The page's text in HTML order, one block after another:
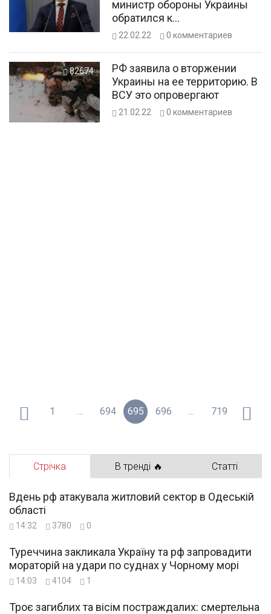
министр обороны Украины
обратился к
военнослужащим
22.02.22 0 комментариев
82674
РФ заявила о вторжении
Украины на ее территорию. В
ВСУ это опровергают
21.02.22 0 комментариев
1 … 694 695 696 … 719
Стрічка В тренді 🔥 Статті
Вдень рф атакувала житловий сектор в Одеській
області
14:32 3780 0
Туреччина закликала Україну та рф запровадити
мораторій на удари по суднах у Чорному морі
14:03 4104 1
Троє загиблих та вісім постраждалих: смертельна